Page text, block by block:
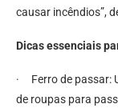
causar incêndios”,
Dicas essenciais
· Ferro de passar:
de roupas para